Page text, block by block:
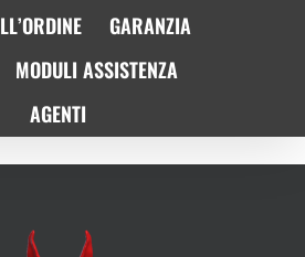
GARANZIA
MODULI ASSISTENZA
AGENTI